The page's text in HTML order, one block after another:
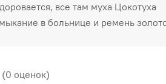
все там муха Цокотуха
в больнице и ремень
(0 оценок)